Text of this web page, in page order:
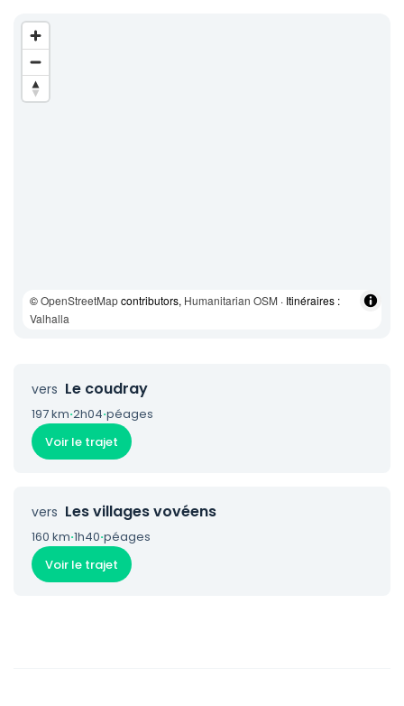
©OpenStreetMapcontributors, Humanitarian OSM · Itinéraires :
Valhalla
vers Le coudray
197 km·2h04·péages
Voir le trajet
vers Les villages vovéens
160 km·1h40·péages
Voir le trajet